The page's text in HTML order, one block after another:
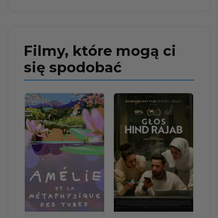
Filmy, które mogą ci
się spodobać